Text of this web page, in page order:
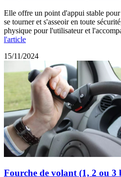
Elle offre un point d'appui stable
se tourner et s'asseoir en toute
physique pour l'utilisateur et
l'article
15/11/2024
Fourche de volant (1, 2 ou 3